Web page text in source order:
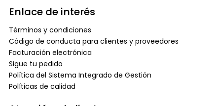
Enlace de interés
Términos y condiciones
Código de conducta para clientes y proveedores
Facturación electrónica
Sigue tu pedido
Política del Sistema Integrado de Gestión
Políticas de calidad